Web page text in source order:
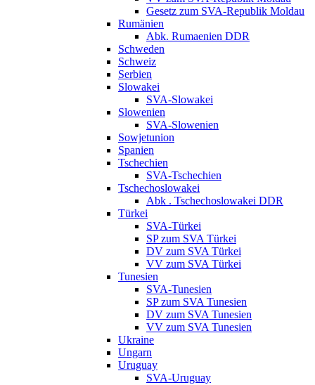
Gesetz zum SVA-Republik Moldau
Rumänien
Abk. Rumaenien DDR
Schweden
Schweiz
Serbien
Slowakei
SVA-Slowakei
Slowenien
SVA-Slowenien
Sowjetunion
Spanien
Tschechien
SVA-Tschechien
Tschechoslowakei
Abk . Tschechoslowakei DDR
Türkei
SVA-Türkei
SP zum SVA Türkei
DV zum SVA Türkei
VV zum SVA Türkei
Tunesien
SVA-Tunesien
SP zum SVA Tunesien
DV zum SVA Tunesien
VV zum SVA Tunesien
Ukraine
Ungarn
Uruguay
SVA-Uruguay